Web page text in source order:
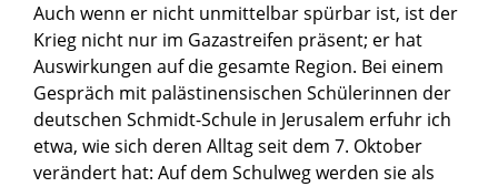
Auch wenn er nicht unmittelbar spürbar ist, ist der
Krieg nicht nur im Gazastreifen präsent; er hat
Auswirkungen auf die gesamte Region. Bei einem
Gespräch mit palästinensischen Schülerinnen der
deutschen Schmidt-Schule in Jerusalem erfuhr ich
etwa, wie sich deren Alltag seit dem 7. Oktober
verändert hat: Auf dem Schulweg werden sie als